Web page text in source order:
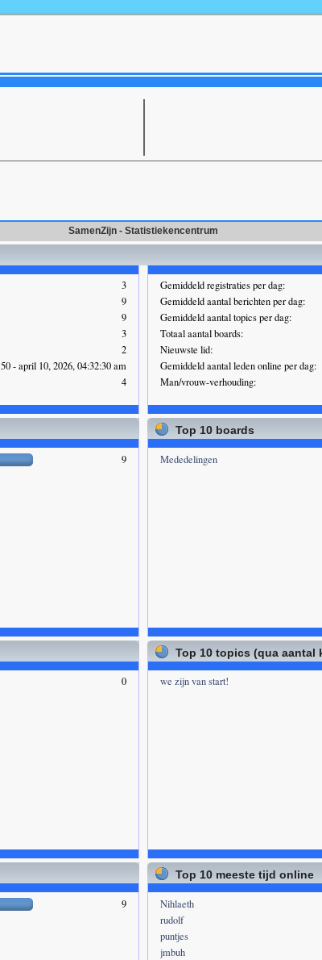
SamenZijn - Statistiekencentrum
3
9
9
3
2
50 - april 10, 2026, 04:32:30 am
4
Gemiddeld registraties per dag:
Gemiddeld aantal berichten per dag:
Gemiddeld aantal topics per dag:
Totaal aantal boards:
Nieuwste lid:
Gemiddeld aantal leden online per dag:
Man/vrouw-verhouding:
9
Top 10 boards
Mededelingen
0
Top 10 topics (qua aantal
we zijn van start!
9
Top 10 meeste tijd online
Nihlaeth
rudolf
puntjes
jmbuh